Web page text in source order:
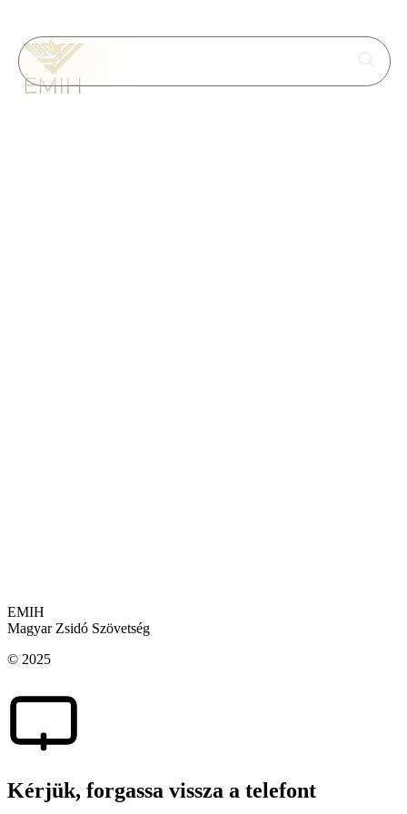
EMIH
Magyar Zsidó Szövetség
© 2025
Kérjük, forgassa vissza a telefont